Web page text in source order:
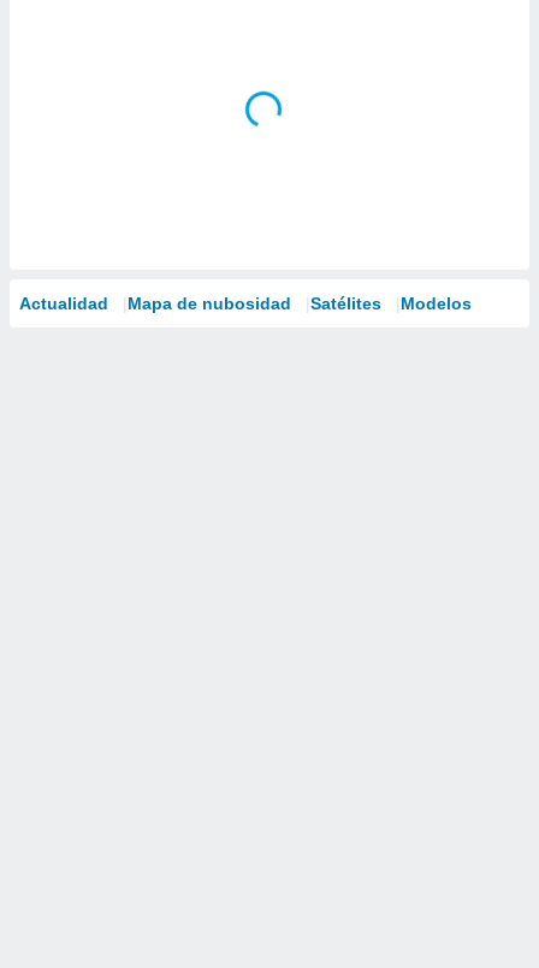
Actualidad Mapa de nubosidad Satélites Modelos